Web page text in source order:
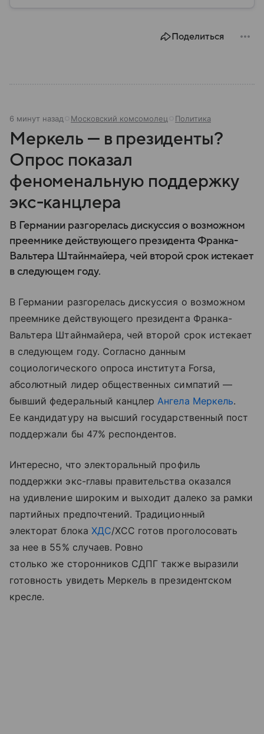
Поделиться
6 минут назад Московский комсомолец Политика
Меркель — в президенты?
Опрос показал
феноменальную поддержку
экс-канцлера
В Германии разгорелась дискуссия о возможном
преемнике действующего президента Франка-
Вальтера Штайнмайера, чей второй срок истекает
в следующем году.
В Германии разгорелась дискуссия о возможном
преемнике действующего президента Франка-
Вальтера Штайнмайера, чей второй срок истекает
в следующем году. Согласно данным
социологического опроса института Forsa,
абсолютный лидер общественных симпатий —
бывший федеральный канцлер Ангела Меркель.
Ее кандидатуру на высший государственный пост
поддержали бы 47% респондентов.
Интересно, что электоральный профиль
поддержки экс-главы правительства оказался
на удивление широким и выходит далеко за рамки
партийных предпочтений. Традиционный
электорат блока ХДС/ХСС готов проголосовать
за нее в 55% случаев. Ровно
столько же сторонников СДПГ также выразили
готовность увидеть Меркель в президентском
кресле.